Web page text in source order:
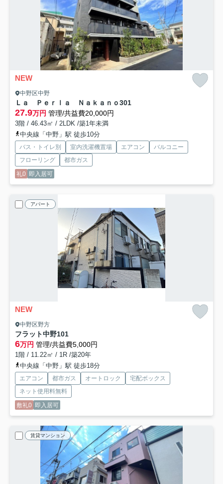
NEW
中野区中野
Ｌａ Ｐｅｒｌａ Ｎａｋａｎｏ301
27.9万円 管理/共益費20,000円
3階 / 46.43㎡ / 2LDK /築1年未満
中央線「中野」駅 徒歩10分
バス・トイレ別 室内洗濯機置場 エアコン
バルコニー
フローリング
都市ガス
礼0 即入居可
アパート
NEW
中野区野方
フラット中野101
6万円 管理/共益費5,000円
1階 / 11.22㎡ / 1R /築20年
中央線「中野」駅 徒歩18分
エアコン 都市ガス オートロック
宅配ボックス
ネット使用料無料
敷礼0 即入居可
賃貸マンション